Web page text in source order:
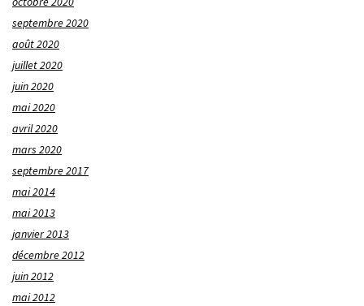
septembre 2020
août 2020
juillet 2020
juin 2020
mai 2020
avril 2020
mars 2020
septembre 2017
mai 2014
mai 2013
janvier 2013
décembre 2012
juin 2012
mai 2012